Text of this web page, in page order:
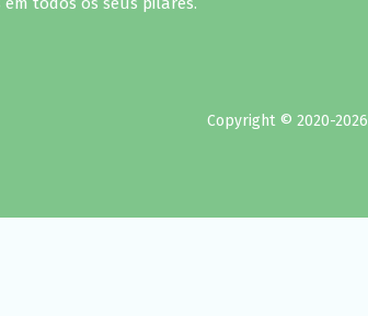
Copyright © 2020-2026